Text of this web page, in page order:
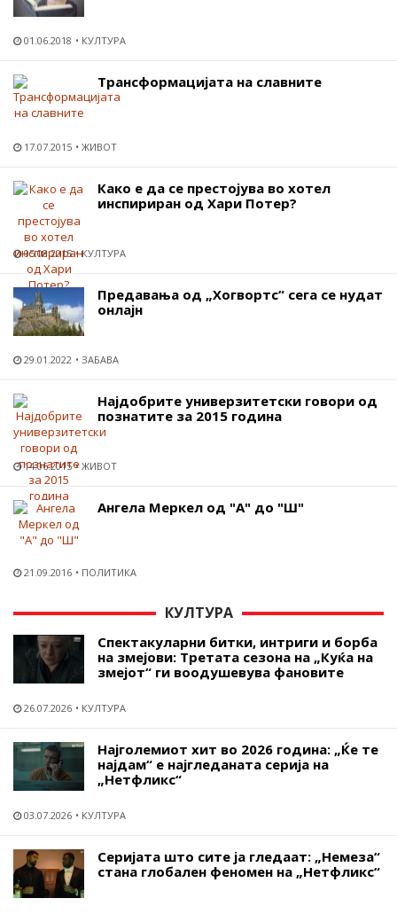
01.06.2018 КУЛТУРА
Трансформацијата на славните
17.07.2015 ЖИВОТ
Како е да се престојува во хотел
инспириран од Хари Потер?
05.08.2015 КУЛТУРА
Предавања од „Хогвортс“ сега се нудат
онлајн
29.01.2022 ЗАБАВА
Најдобрите универзитетски говори од
познатите за 2015 година
14.06.2015 ЖИВОТ
Ангела Меркел од "А" до "Ш"
21.09.2016 ПОЛИТИКА
КУЛТУРА
Спектакуларни битки, интриги и борба
на змејови: Третата сезона на „Куќа на
змејот“ ги воодушевува фановите
26.07.2026 КУЛТУРА
Најголемиот хит во 2026 година: „Ќе те
најдам“ е најгледаната серија на
„Нетфликс“
03.07.2026 КУЛТУРА
Серијата што сите ја гледаат: „Немеза“
стана глобален феномен на „Нетфликс“